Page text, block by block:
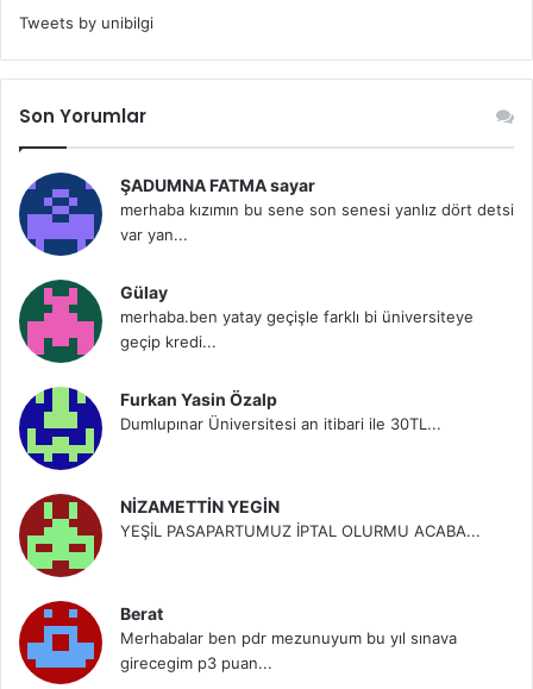
Tweets by unibilgi
Son Yorumlar
ŞADUMNA FATMA sayar
merhaba kızımın bu sene son senesi yanlız dört detsi
var yan...
Gülay
merhaba.ben yatay geçişle farklı bi üniversiteye
geçip kredi...
Furkan Yasin Özalp
Dumlupınar Üniversitesi an itibari ile 30TL...
NİZAMETTİN YEGİN
YEŞİL PASAPARTUMUZ İPTAL OLURMU ACABA...
Berat
Merhabalar ben pdr mezunuyum bu yıl sınava
girecegim p3 puan...